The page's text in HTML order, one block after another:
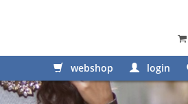
webshop login